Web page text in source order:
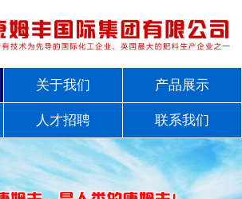
关于我们 产品展示
人才招聘 联系我们